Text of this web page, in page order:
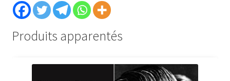
Produits apparentés